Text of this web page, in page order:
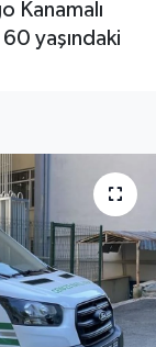
Kanamalı
yaşındaki